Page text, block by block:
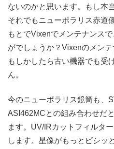
ないのかと思います。もし本
それでもニューポラリス赤道
もとでVixenでメンテナンス
がでしょうか？Vixenのメンテ
もしかしたら古い機器でも受
ん。
今のニューポラリス鏡筒も、
ASI462MCとの組み合わせだ
ます。UV/IRカットフィルタ
します。星像がもっとピシッ